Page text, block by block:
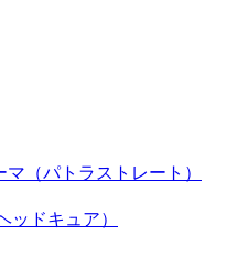
（パトラストレート）
ッドキュア）